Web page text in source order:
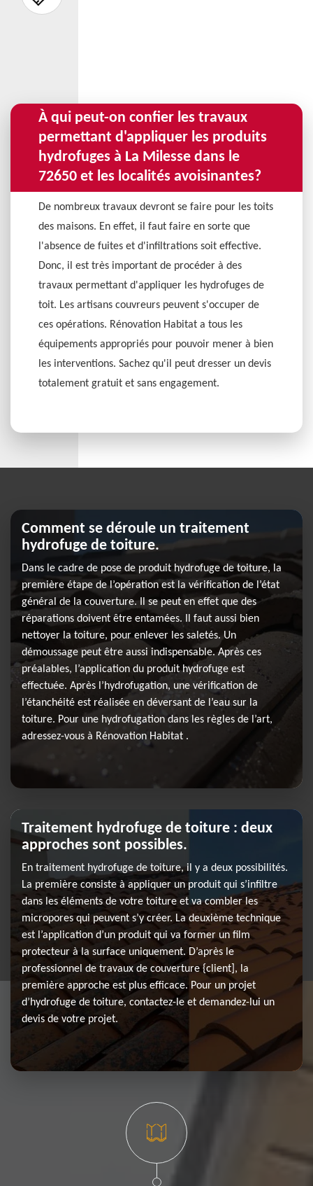
À qui peut-on confier les travaux
permettant d'appliquer les produits
hydrofuges à La Milesse dans le
72650 et les localités avoisinantes?
De nombreux travaux devront se faire pour les toits
des maisons. En effet, il faut faire en sorte que
l'absence de fuites et d'infiltrations soit effective.
Donc, il est très important de procéder à des
travaux permettant d'appliquer les hydrofuges de
toit. Les artisans couvreurs peuvent s'occuper de
ces opérations. Rénovation Habitat a tous les
équipements appropriés pour pouvoir mener à bien
les interventions. Sachez qu'il peut dresser un devis
totalement gratuit et sans engagement.
Comment se déroule un traitement
hydrofuge de toiture.
Dans le cadre de pose de produit hydrofuge de toiture, la
première étape de l’opération est la vérification de l’état
général de la couverture. Il se peut en effet que des
réparations doivent être entamées. Il faut aussi bien
nettoyer la toiture, pour enlever les saletés. Un
démoussage peut être aussi indispensable. Après ces
préalables, l’application du produit hydrofuge est
effectuée. Après l’hydrofugation, une vérification de
l’étanchéité est réalisée en déversant de l’eau sur la
toiture. Pour une hydrofugation dans les règles de l’art,
adressez-vous à Rénovation Habitat .
Traitement hydrofuge de toiture : deux
approches sont possibles.
En traitement hydrofuge de toiture, il y a deux possibilités.
La première consiste à appliquer un produit qui s’infiltre
dans les éléments de votre toiture et va combler les
micropores qui peuvent s’y créer. La deuxième technique
est l’application d’un produit qui va former un film
protecteur à la surface uniquement. D’après le
professionnel de travaux de couverture {client], la
première approche est plus efficace. Pour un projet
d’hydrofuge de toiture, contactez-le et demandez-lui un
devis de votre projet.